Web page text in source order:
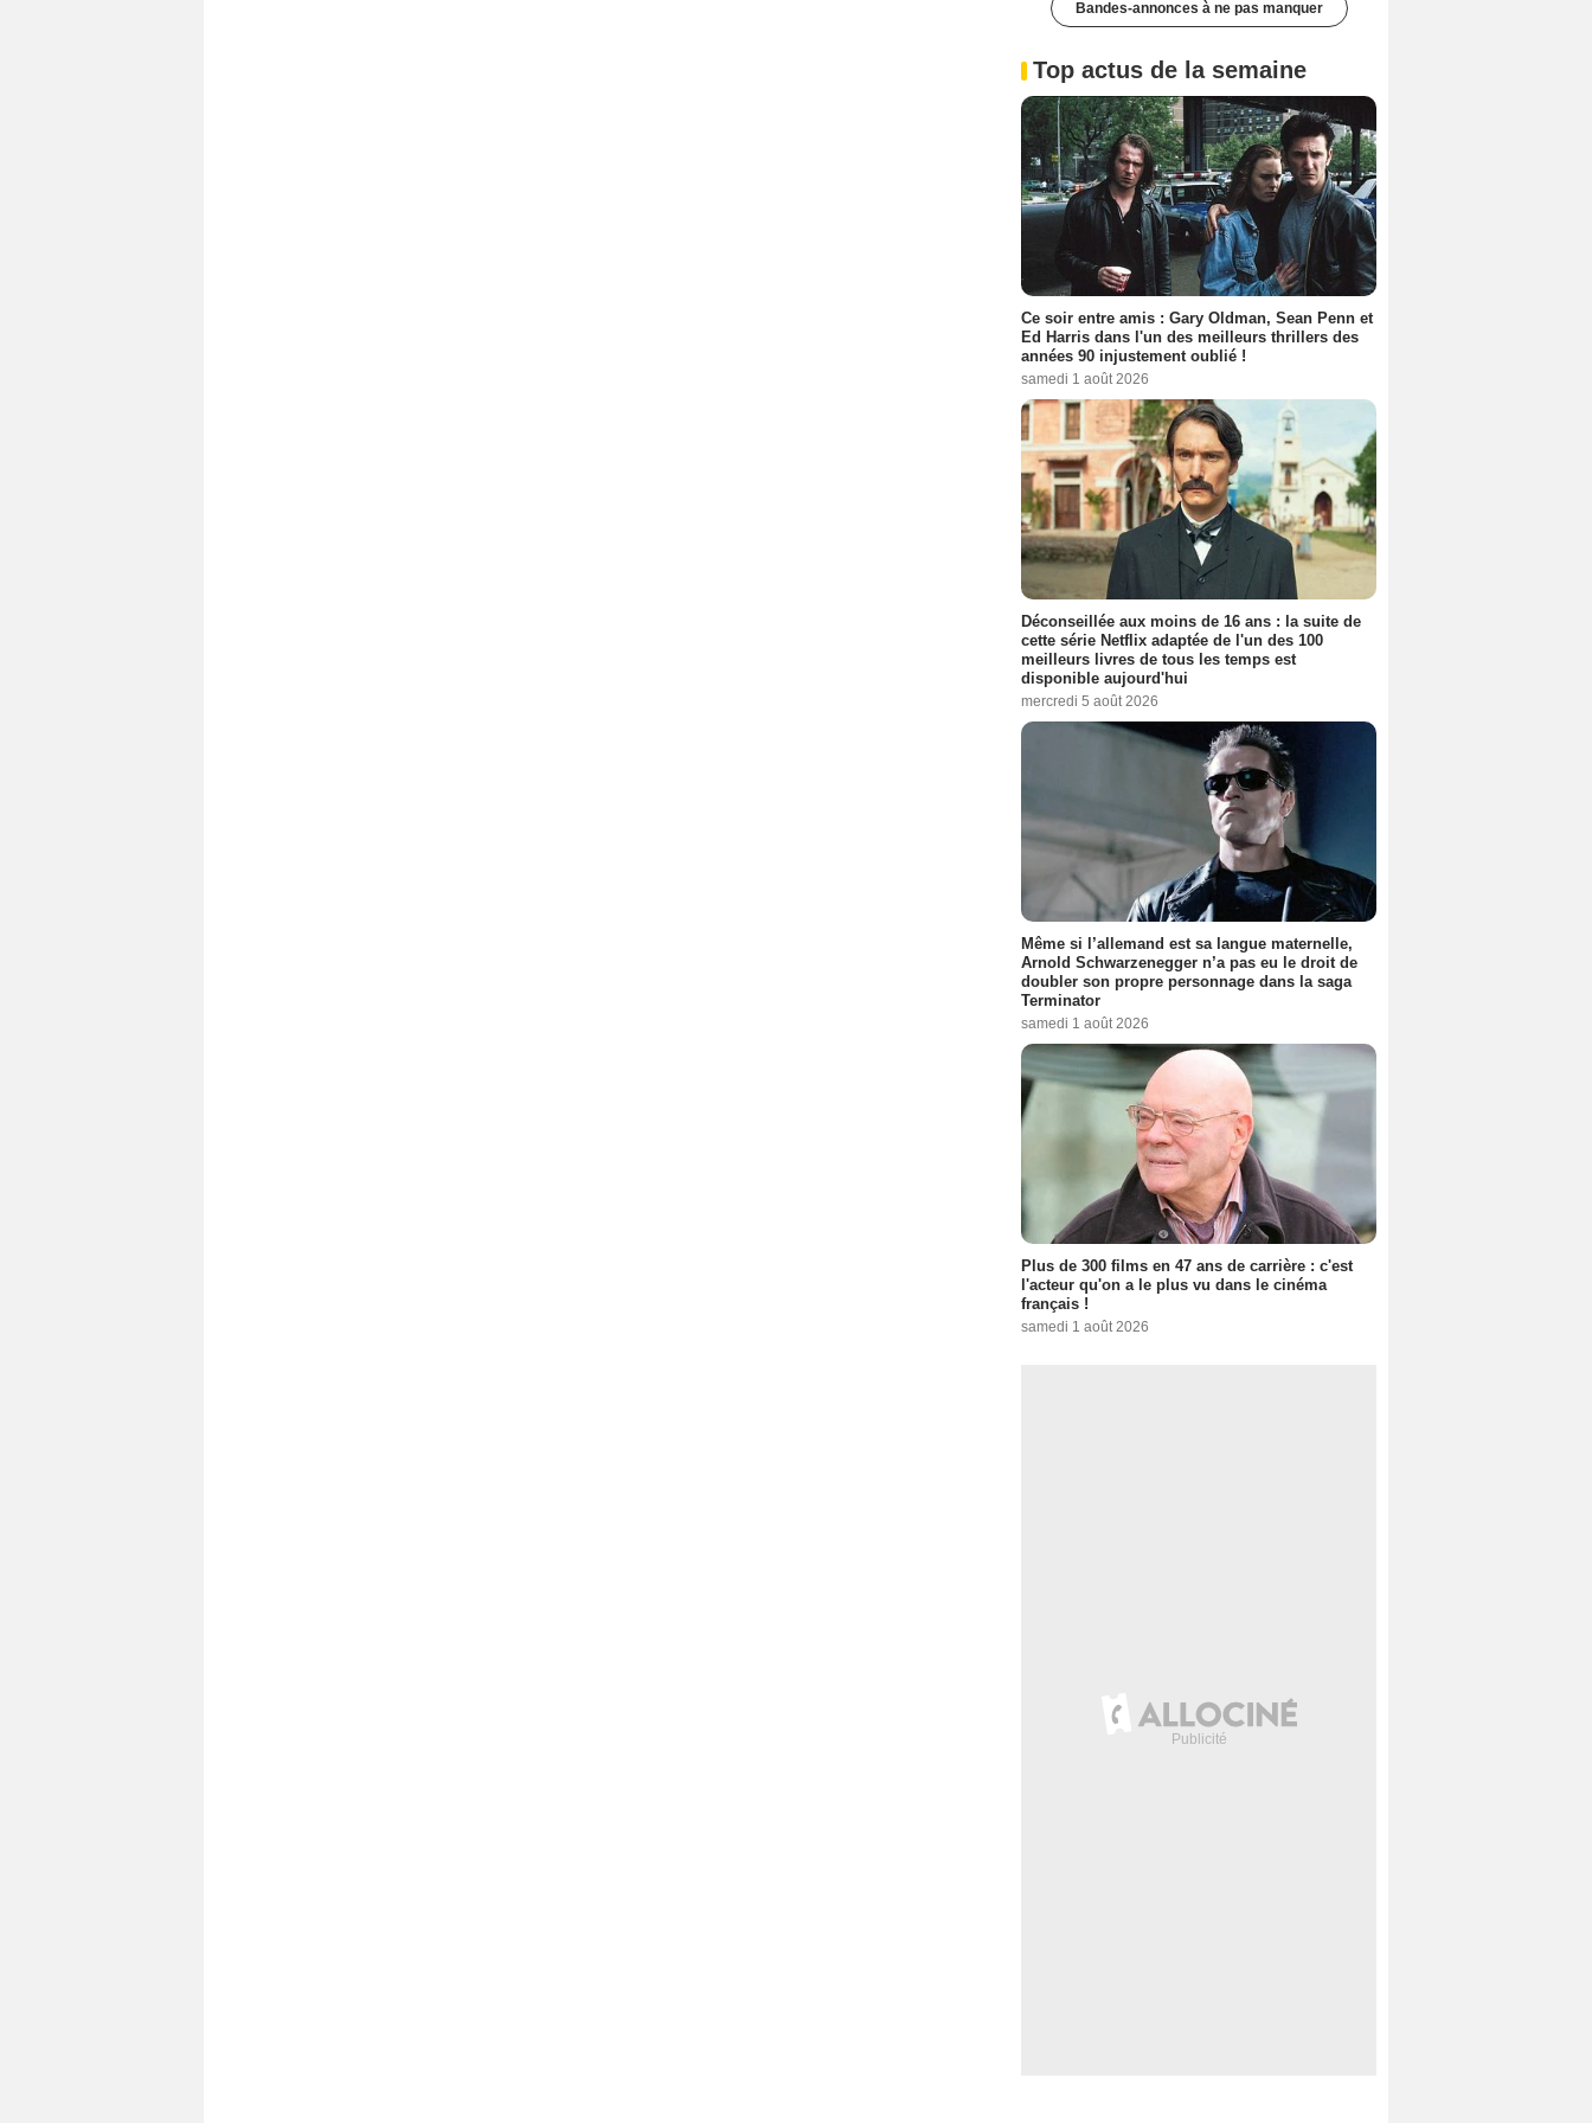
Bandes-annonces à ne pas manquer
Top actus de la semaine
Ce soir entre amis : Gary Oldman, Sean Penn et
Ed Harris dans l'un des meilleurs thrillers des
années 90 injustement oublié !
samedi 1 août 2026
Déconseillée aux moins de 16 ans : la suite de
cette série Netflix adaptée de l'un des 100
meilleurs livres de tous les temps est
disponible aujourd'hui
mercredi 5 août 2026
Même si l’allemand est sa langue maternelle,
Arnold Schwarzenegger n’a pas eu le droit de
doubler son propre personnage dans la saga
Terminator
samedi 1 août 2026
Plus de 300 films en 47 ans de carrière : c'est
l'acteur qu'on a le plus vu dans le cinéma
français !
samedi 1 août 2026